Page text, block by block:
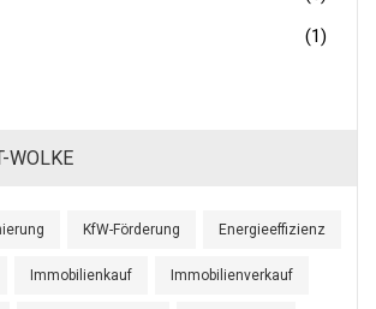
(1)
WOLKE
KfW-Förderung Energieeffizienz
Immobilienkauf Immobilienverkauf